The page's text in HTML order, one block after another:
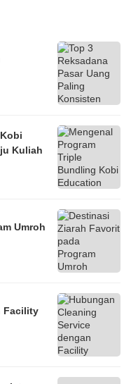
Kuliah
Umroh
Facility